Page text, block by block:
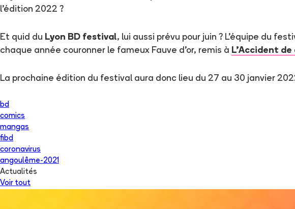
l'édition 2022 ?
Et quid du Lyon BD festival, lui aussi prévu pour juin ? L'équipe du
chaque année couronner le fameux Fauve d'or, remis à L'Accident de
La prochaine édition du festival aura donc lieu du 27 au 30 janvier
bd
comics
mangas
fibd
coronavirus
angoulême-2021
Actualités
Voir tout